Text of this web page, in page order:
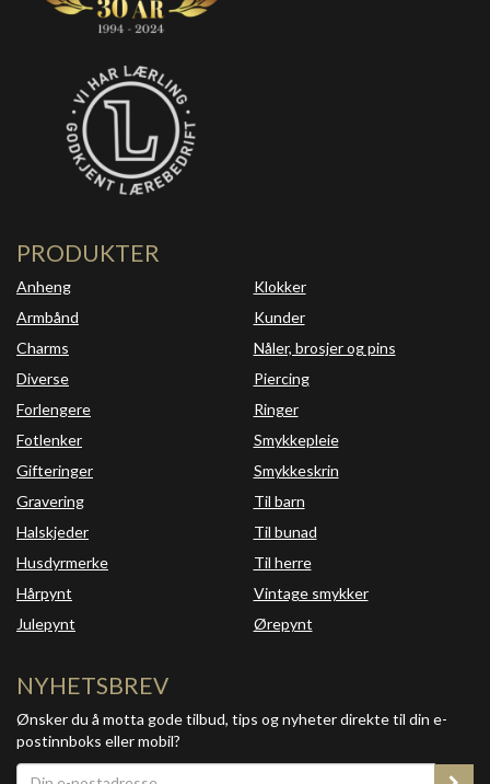
PRODUKTER
Anheng
Armbånd
Charms
Diverse
Forlengere
Fotlenker
Gifteringer
Gravering
Halskjeder
Husdyrmerke
Hårpynt
Julepynt
Klokker
Kunder
Nåler, brosjer og pins
Piercing
Ringer
Smykkepleie
Smykkeskrin
Til barn
Til bunad
Til herre
Vintage smykker
Ørepynt
NYHETSBREV
Ønsker du å motta gode tilbud, tips og nyheter direkte til din e-
postinnboks eller mobil?